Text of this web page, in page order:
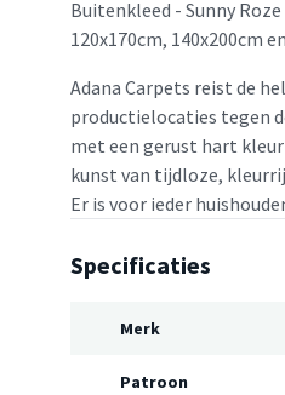
Buitenkleed - Sunny
120x170cm, 140x200cm
Adana Carpets reist de
productielocaties tegen
met een gerust hart
kunst van tijdloze,
Er is voor ieder
Specificaties
Merk
Patroon